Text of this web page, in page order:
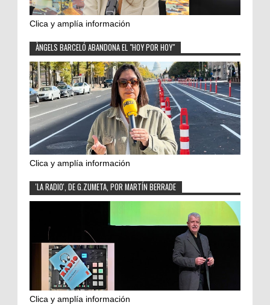
Clica y amplía información
ÀNGELS BARCELÓ ABANDONA EL "HOY POR HOY"
Clica y amplía información
'LA RADIO', DE G.ZUMETA, POR MARTÍN BERRADE
Clica y amplía información